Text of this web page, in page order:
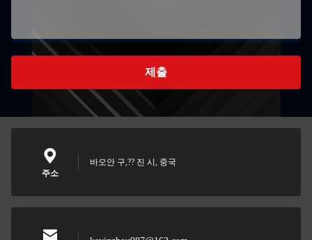
제출
주소
바오안 구,?? 진 시, 중국